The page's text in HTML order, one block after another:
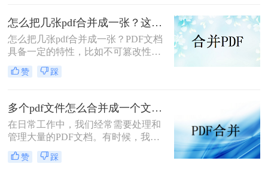
中，我们从一些网站下载一个基于
PDF格式的课程。然而，随着时间的
推移，随着相关操作的实施，随着文
件数量的增加，有必要将二个PDF合
并成一个进行保存。那么，怎么合并
两个pdf呢？接下来分享二个PDF合并
怎么把几张pdf合并成一张？这两种方法快速搞定！
怎么把几张pdf合并成一张？PDF文档
具备一定的特性，比如不可篡改性，
这也促使PDF文件能够应用于多个场
景中，比如教育培训、课堂授课等
很多的PDF文件。久而久之，这些
PDF文件就会占用我们大量的存储空
间，进而对其他文件的存储造成影
响。这个时候，我们可以将这些PDF
文件进行合并。比如，我们可以将同
类型、同主题的PDF文件合并，以此
赞 踩
多个pdf文件怎么合并成一个文件？教你简单合并方法！
在日常工作中，我们经常需要处理和
管理大量的PDF文档。有时候，我们
希望将多个PDF文件合并成一个文
件，以方便浏览和分享。WPS作为一
赞 踩